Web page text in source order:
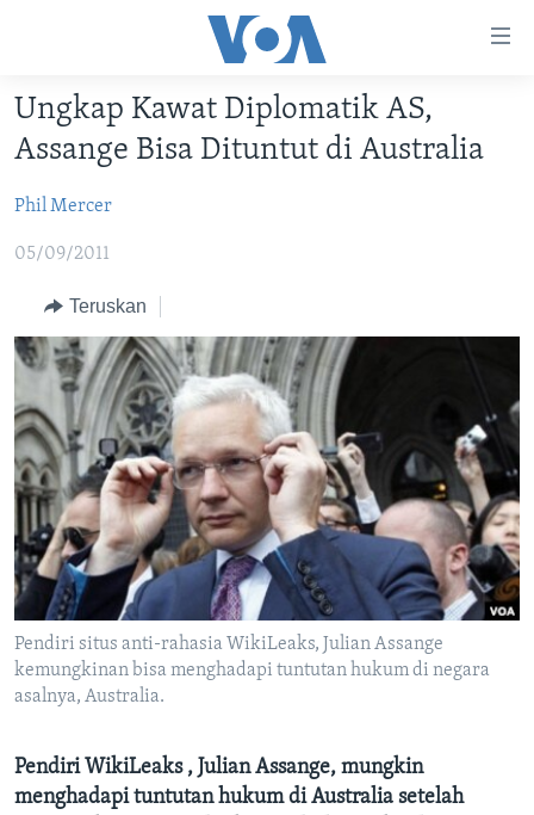
Akses
Lanjut
ke
Konten
Lanjut
Navigasi
Utama
Lanjut
ke
Pencarian
BERANDA
VIDEO
POLYGRAPH
DAFTAR PROGRAM
Learning English
IKUTI KAMI
Bahasa-bahasa
Ungkap Kawat Diplomatik AS,
Assange Bisa Dituntut di Australia
Phil Mercer
05/09/2011
Teruskan
Pendiri situs anti-rahasia WikiLeaks, Julian Assange
kemungkinan bisa menghadapi tuntutan hukum di negara
asalnya, Australia.
Pendiri WikiLeaks , Julian Assange, mungkin
menghadapi tuntutan hukum di Australia setelah